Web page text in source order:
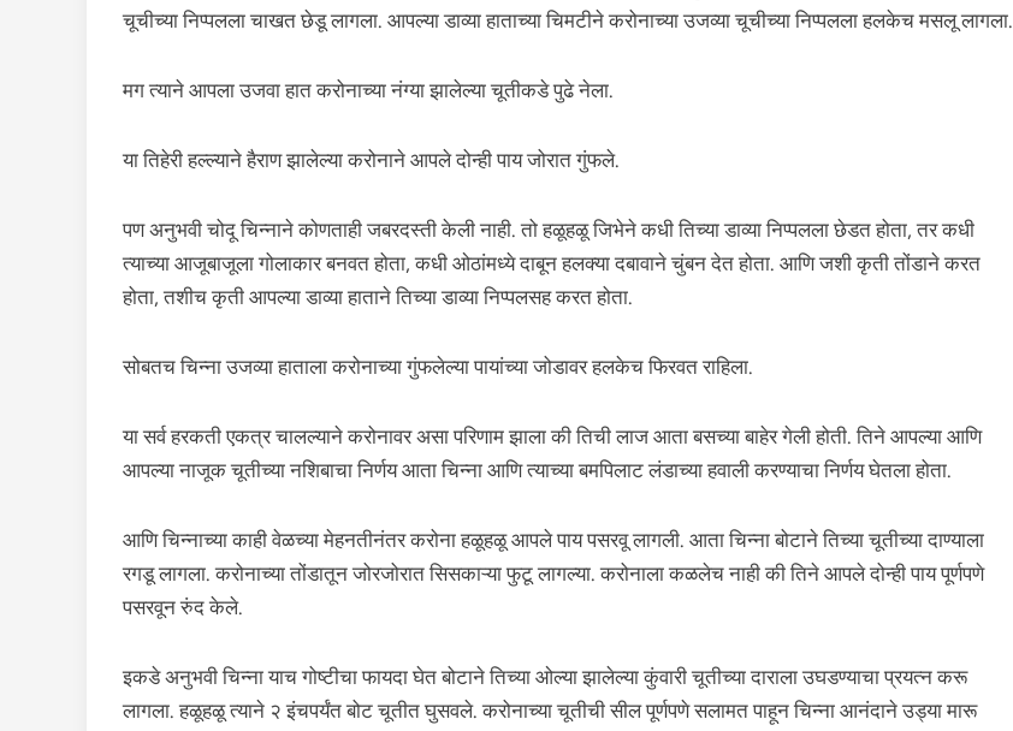
चूचीच्या निप्पलला चाखत छेडू लागला. आपल्या डाव्या हाताच्या चिमटीने करोनाच्या उजव्या चूचीच्या निप्पलला हलकेच मसलू लागला.
मग त्याने आपला उजवा हात करोनाच्या नंग्या झालेल्या चूतीकडे पुढे नेला.
या तिहेरी हल्ल्याने हैराण झालेल्या करोनाने आपले दोन्ही पाय जोरात गुंफले.
पण अनुभवी चोदू चिन्नाने कोणताही जबरदस्ती केली नाही. तो हळूहळू जिभेने कधी तिच्या डाव्या निप्पलला छेडत होता, तर कधी
त्याच्या आजूबाजूला गोलाकार बनवत होता, कधी ओठांमध्ये दाबून हलक्या दबावाने चुंबन देत होता. आणि जशी कृती तोंडाने करत
होता, तशीच कृती आपल्या डाव्या हाताने तिच्या डाव्या निप्पलसह करत होता.
सोबतच चिन्ना उजव्या हाताला करोनाच्या गुंफलेल्या पायांच्या जोडावर हलकेच फिरवत राहिला.
या सर्व हरकती एकत्र चालल्याने करोनावर असा परिणाम झाला की तिची लाज आता बसच्या बाहेर गेली होती. तिने आपल्या आणि
आपल्या नाजूक चूतीच्या नशिबाचा निर्णय आता चिन्ना आणि त्याच्या बमपिलाट लंडाच्या हवाली करण्याचा निर्णय घेतला होता.
आणि चिन्नाच्या काही वेळच्या मेहनतीनंतर करोना हळूहळू आपले पाय पसरवू लागली. आता चिन्ना बोटाने तिच्या चूतीच्या दाण्याला
रगडू लागला. करोनाच्या तोंडातून जोरजोरात सिसकाऱ्या फुटू लागल्या. करोनाला कळलेच नाही की तिने आपले दोन्ही पाय पूर्णपणे
पसरवून रुंद केले.
इकडे अनुभवी चिन्ना याच गोष्टीचा फायदा घेत बोटाने तिच्या ओल्या झालेल्या कुंवारी चूतीच्या दाराला उघडण्याचा प्रयत्न करू
लागला. हळूहळू त्याने २ इंचपर्यंत बोट चूतीत घुसवले. करोनाच्या चूतीची सील पूर्णपणे सलामत पाहून चिन्ना आनंदाने उड्या मारू